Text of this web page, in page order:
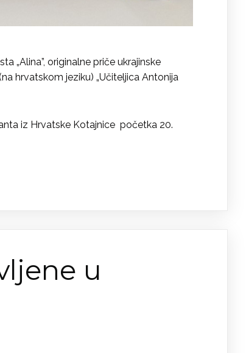
„Alina”, originalne priče ukrajinske
hrvatskom jeziku) „Učiteljica Antonija
iz Hrvatske Kotajnice početka 20.
u